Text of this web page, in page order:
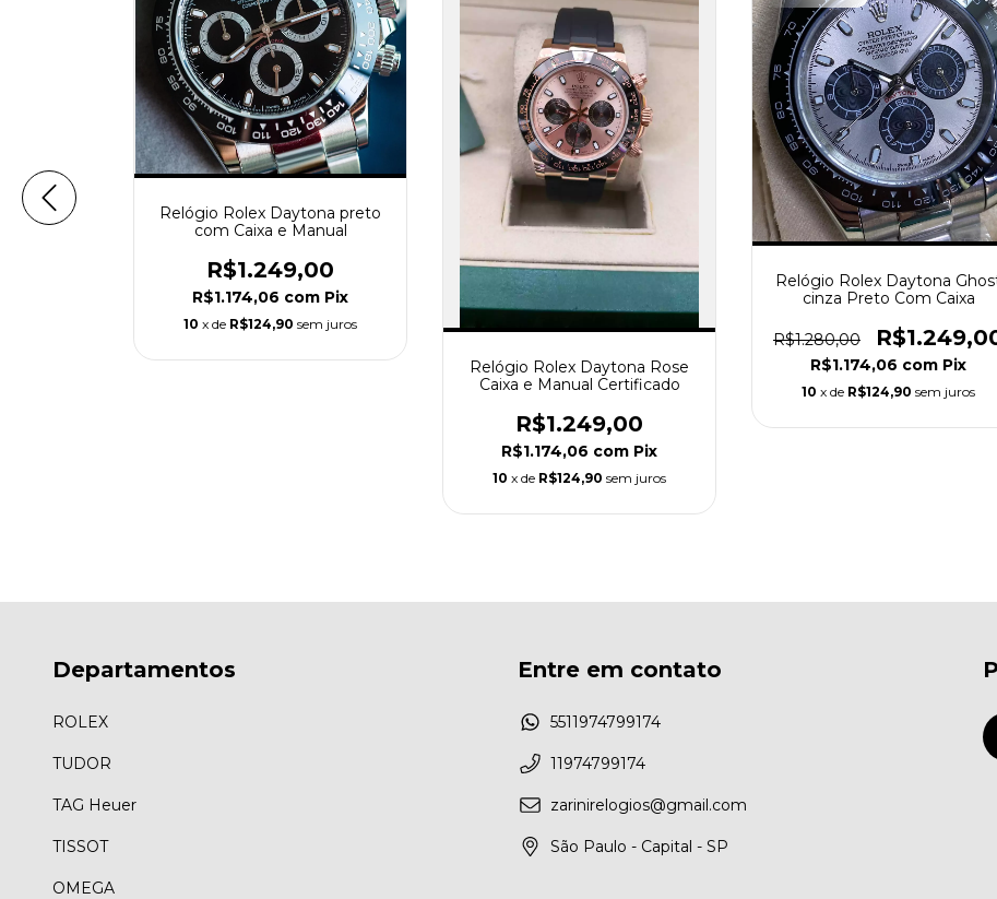
branco
Manual
Relógio Rolex Daytona preto
com Caixa e Manual
R$1.249,00
R$1.174,06 com Pix
10 x de R$124,90 sem juros
Relógio Rolex Daytona Rose
Caixa e Manual Certificado
R$1.249,00
R$1.174,06 com Pix
10 x de R$124,90 sem juros
Relógio Rolex Daytona
cinza Preto Com Caixa
R$1.280,00
R$1.174,06 com Pix
10 x de R$124,90 sem juros
Departamentos
ROLEX
TUDOR
TAG Heuer
TISSOT
OMEGA
Entre em contato
5511974799174
11974799174
zarinirelogios@gmail.com
São Paulo - Capital - SP